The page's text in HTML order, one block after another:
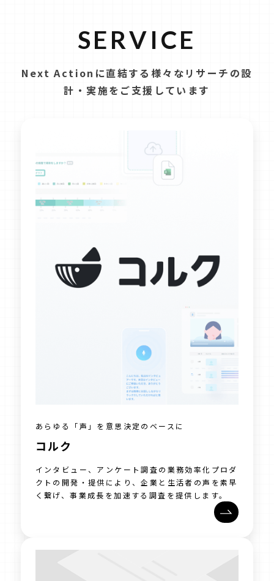
SERVICE
Next Actionに直結する様々なリサーチの設
計・実施をご支援しています
あらゆる「声」を意思決定のベースに
コルク
インタビュー、アンケート調査の業務効率化プロダ
クトの開発・提供により、企業と生活者の声を素早
く繋げ、事業成長を加速する調査を提供します。